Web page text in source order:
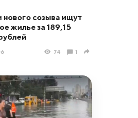
нового созыва ищут
жилье за 189,15
74 1